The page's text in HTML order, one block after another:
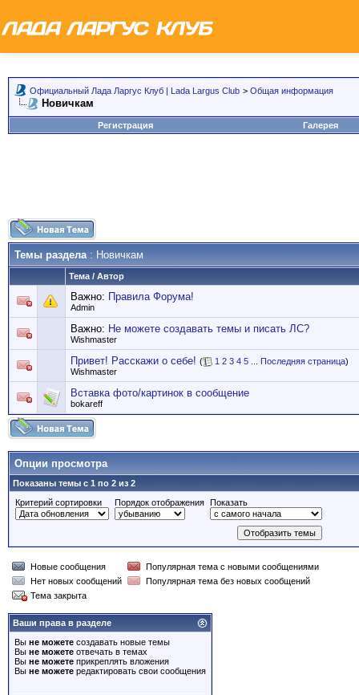
Официальный Лада Ларгус Клуб | Lada Largus Club > Общая информация
Новичкам
Регистрация Галерея
Темы раздела: Новичкам
Тема / Автор
Важно: Правила Форума!
Admin
Важно: Не можете создавать темы и писать ЛС?
Wishmaster
Привет! Расскажи о себе! ( 1 2 3 4 5 Последняя страница)
Wishmaster
Вставка фото/картинок в сообщение
bokareff
Опции просмотра
Показаны темы с 1 по 2 из 2
Критерий сортировки
Порядок отображения Показать
Новые сообщения
Популярная тема с новыми сообщениями
Нет новых сообщений
Популярная тема без новых сообщений
Тема закрыта
Ваши права в разделе
Вы не можете создавать новые темы
Вы не можете отвечать в темах
Вы не можете прикреплять вложения
Вы не можете редактировать свои сообщения